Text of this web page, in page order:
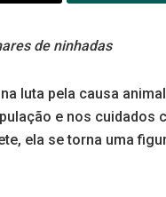
de ninhadas
luta pela causa
e nos cuidados
ela se torna uma